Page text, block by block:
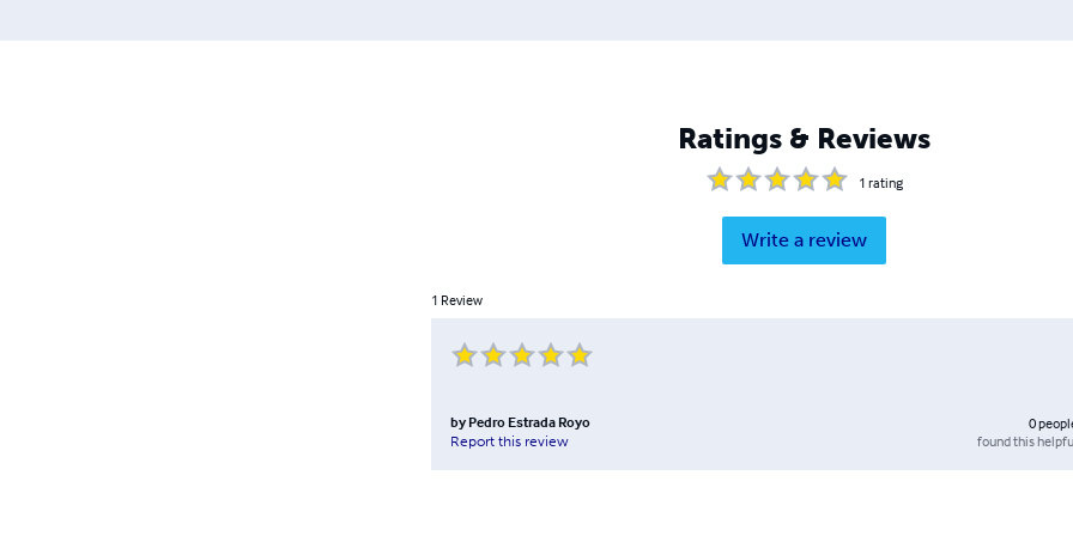
Ratings & Reviews
1 rating
Write a review
1 Review
by Pedro Estrada Royo
Report this review
0
found this